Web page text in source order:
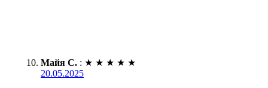
Майя С. : ★ ★ ★ ★ ★
20.05.2025